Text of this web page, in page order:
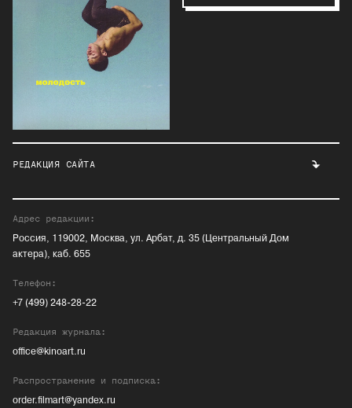
РЕДАКЦИЯ САЙТА
Адрес редакции:
Россия, 119002, Москва, ул. Арбат, д. 35 (Центральный Дом
актера), каб. 655
Телефон:
+7 (499) 248-28-22
Редакция журнала:
office@kinoart.ru
Распространение и подписка:
order.filmart@yandex.ru